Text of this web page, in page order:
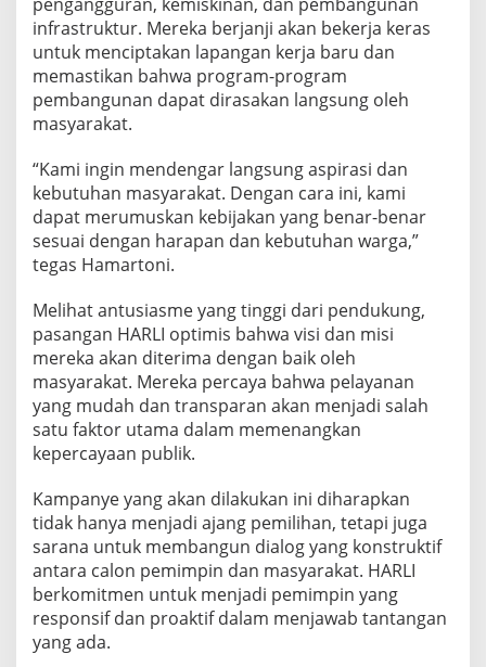
infrastruktur. Mereka berjanji akan bekerja keras
untuk menciptakan lapangan kerja baru dan
memastikan bahwa program-program
pembangunan dapat dirasakan langsung oleh
masyarakat.
“Kami ingin mendengar langsung aspirasi dan
kebutuhan masyarakat. Dengan cara ini, kami
dapat merumuskan kebijakan yang benar-benar
sesuai dengan harapan dan kebutuhan warga,”
tegas Hamartoni.
Melihat antusiasme yang tinggi dari pendukung,
pasangan HARLI optimis bahwa visi dan misi
mereka akan diterima dengan baik oleh
masyarakat. Mereka percaya bahwa pelayanan
yang mudah dan transparan akan menjadi salah
satu faktor utama dalam memenangkan
kepercayaan publik.
Kampanye yang akan dilakukan ini diharapkan
tidak hanya menjadi ajang pemilihan, tetapi juga
sarana untuk membangun dialog yang konstruktif
antara calon pemimpin dan masyarakat. HARLI
berkomitmen untuk menjadi pemimpin yang
responsif dan proaktif dalam menjawab tantangan
yang ada.